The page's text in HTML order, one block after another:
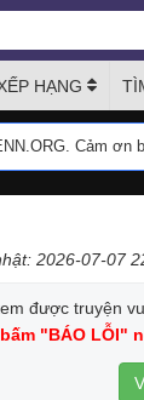
HẠNG
Cảm ơn
2026-07-07
được truyện
"BÁO LỖI"